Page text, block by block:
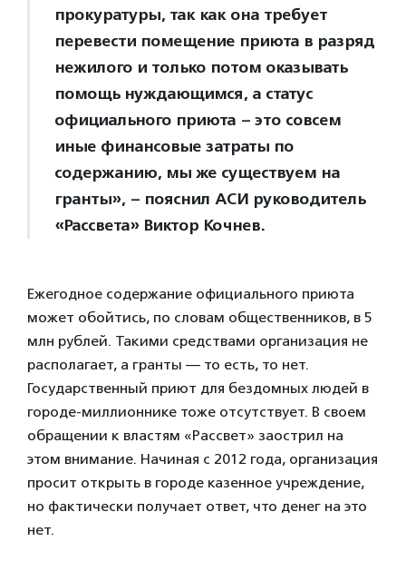
прокуратуры, так как она требует
перевести помещение приюта в разряд
нежилого и только потом оказывать
помощь нуждающимся, а статус
официального приюта – это совсем
иные финансовые затраты по
содержанию, мы же существуем на
гранты», – пояснил АСИ руководитель
«Рассвета» Виктор Кочнев.
Ежегодное содержание официального приюта
может обойтись, по словам общественников, в 5
млн рублей. Такими средствами организация не
располагает, а гранты — то есть, то нет.
Государственный приют для бездомных людей в
городе-миллионнике тоже отсутствует. В своем
обращении к властям «Рассвет» заострил на
этом внимание. Начиная с 2012 года, организация
просит открыть в городе казенное учреждение,
но фактически получает ответ, что денег на это
нет.